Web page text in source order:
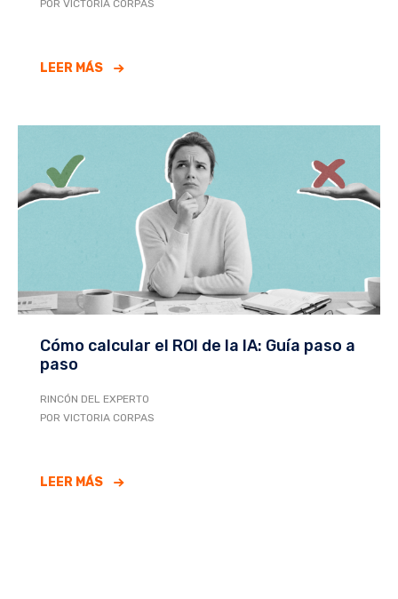
POR VICTORIA CORPAS
LEER MÁS
Cómo calcular el ROI de la IA: Guía paso a
paso
RINCÓN DEL EXPERTO
POR VICTORIA CORPAS
LEER MÁS